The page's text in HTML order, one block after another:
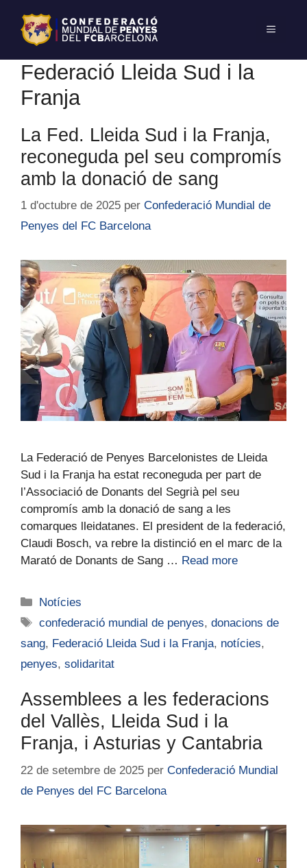
Federació Lleida Sud i la
Franja
La Fed. Lleida Sud i la Franja,
reconeguda pel seu compromís
amb la donació de sang
1 d'octubre de 2025 per Confederació Mundial de
Penyes del FC Barcelona
La Federació de Penyes Barcelonistes de Lleida
Sud i la Franja ha estat reconeguda per part de
l’Associació de Donants del Segrià pel seu
compromís amb la donació de sang a les
comarques lleidatanes. El president de la federació,
Claudi Bosch, va rebre la distinció en el marc de la
Marató de Donants de Sang … Read more
Notícies
confederació mundial de penyes,donacions de
sang, Federació Lleida Sud i la Franja, notícies,
penyes, solidaritat
Assemblees a les federacions
del Vallès, Lleida Sud i la
Franja, i Asturias y Cantabria
22 de setembre de 2025 per Confederació Mundial
de Penyes del FC Barcelona